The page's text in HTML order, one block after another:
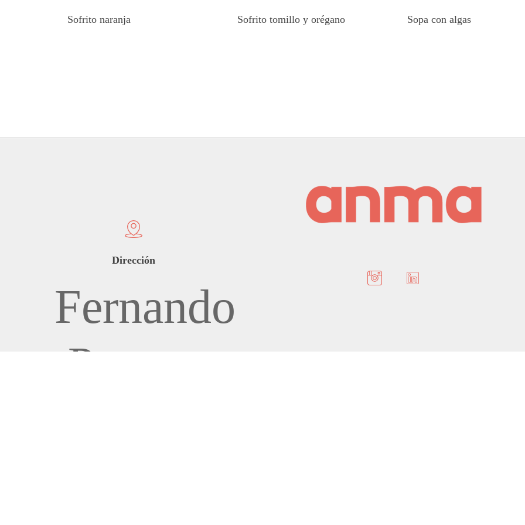
Sofrito naranja Sofrito tomillo y orégano Sopa con algas
Dirección
Fernando
Pessoa